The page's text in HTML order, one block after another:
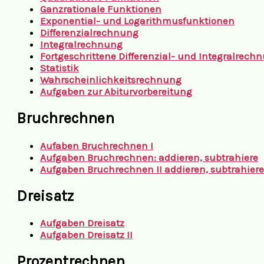
Ganzrationale Funktionen
Exponential- und Logarithmusfunktionen
Differenzialrechnung
Integralrechnung
Fortgeschrittene Differenzial- und
Statistik
Wahrscheinlichkeitsrechnung
Aufgaben zurAbiturvorbereitung
Bruchrechnen
Aufaben Bruchrechnen I
Aufgaben Bruchrechnen: addieren, subtrahiere
Aufgaben Bruchrechnen II addieren,
Dreisatz
Aufgaben Dreisatz
Aufgaben Dreisatz II